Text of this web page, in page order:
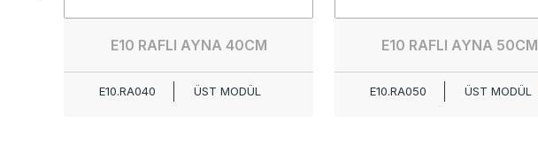
E10 RAFLI AYNA 40CM
E10.RA040 ÜST MODÜL
E10 RAFLI AYNA 50CM
E10.RA050 ÜST MODÜL